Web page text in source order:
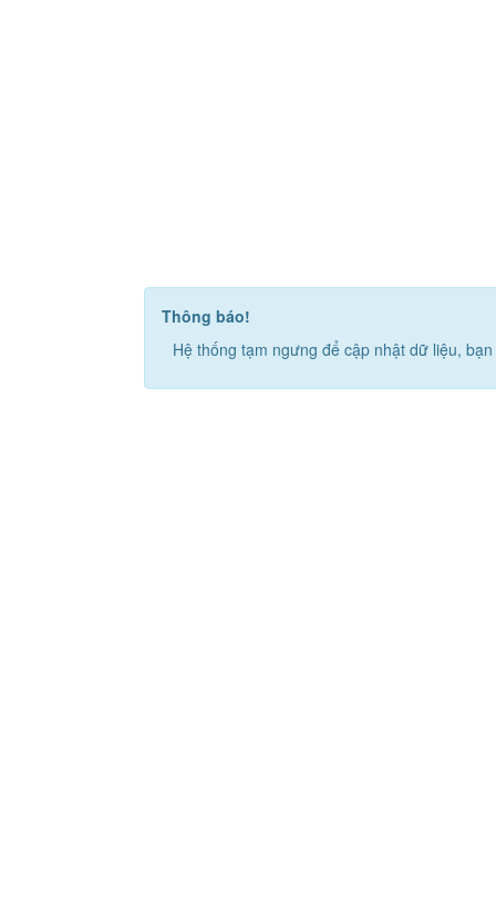
Thông báo!
Hệ thống tạm ngưng để cập nhật dữ liệu,